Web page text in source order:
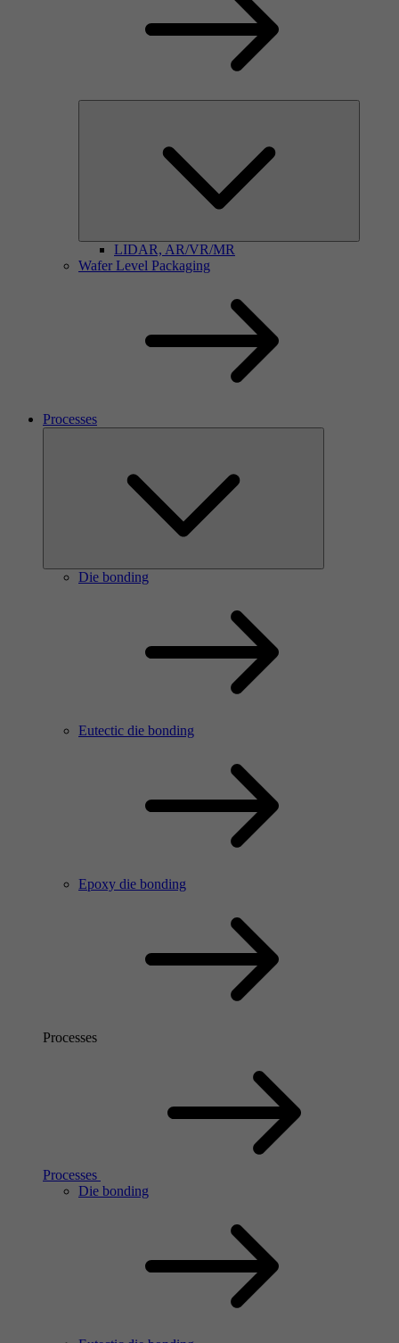
LIDAR, AR/VR/MR
Wafer Level Packaging
Processes
Die bonding
Eutectic die bonding
Epoxy die bonding
Processes
Processes
Die bonding